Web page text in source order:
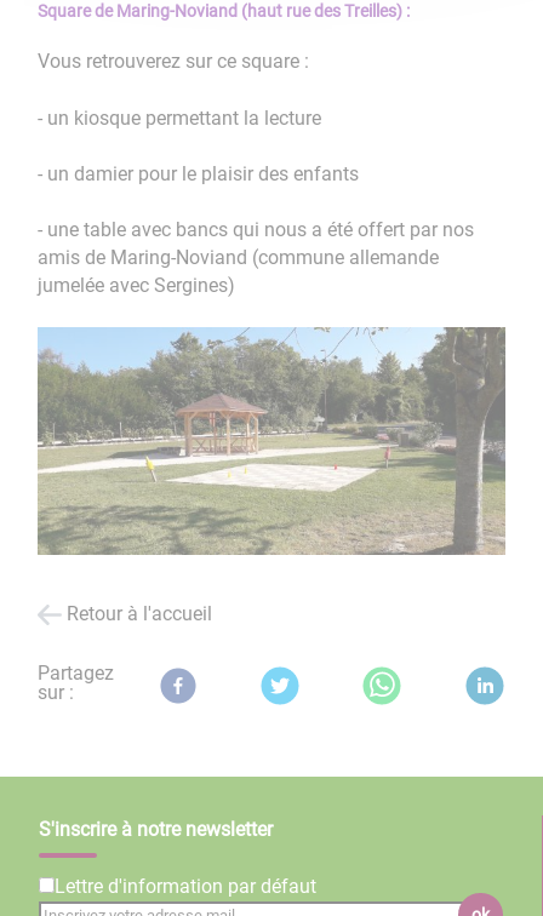
Square de Maring-Noviand (haut rue des Treilles) :
Vous retrouverez sur ce square :
- un kiosque permettant la lecture
- un damier pour le plaisir des enfants
- une table avec bancs qui nous a été offert par nos
amis de Maring-Noviand (commune allemande
jumelée avec Sergines)
Retour à l'accueil
Partagez
sur :
S'inscrire à notre newsletter
Lettre d'information par défaut